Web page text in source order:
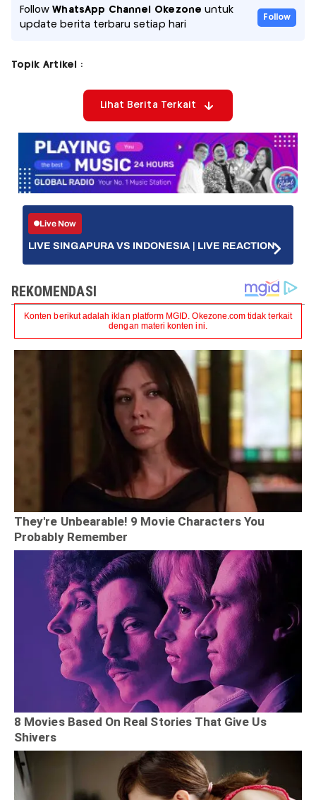
FollowWhatsApp Channel Okezone untuk
update berita terbaru setiap hari
Follow
Topik Artikel :
Lihat Berita Terkait
Live Now
LIVE SINGAPURA VS INDONESIA | LIVE REACTION